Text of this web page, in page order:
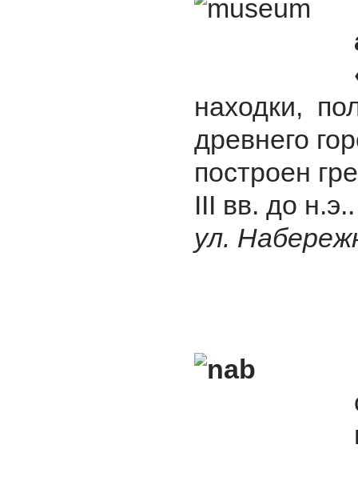
находки,
древнего
построен
III вв. до
ул.